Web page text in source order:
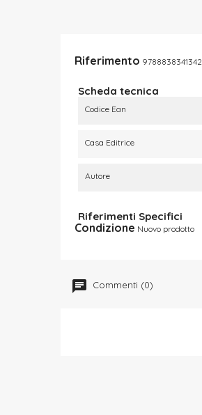
Riferimento 9788838341342
Scheda tecnica
Codice Ean
Casa Editrice
Autore
Riferimenti Specifici
Condizione Nuovo prodotto
Commenti (0)